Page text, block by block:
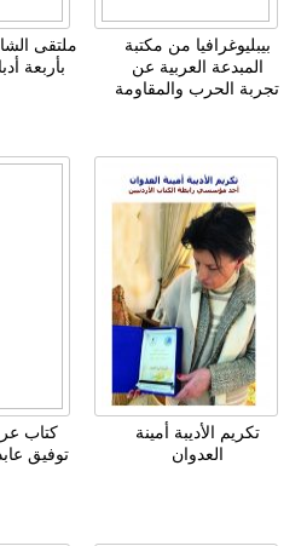
بيبليوغرافيا من مكتبة
المبدعة العربية عن
تجربة الحرب والمقاومة
بأربعة
تكريم الأديبة أمينة
العدوان
كتاب
توفيق